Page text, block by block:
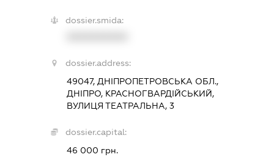
dossier.smida:
dossier.address:
49047, ДНІПРОПЕТРОВСЬКА ОБЛ.,
ДНІПРО, КРАСНОГВАРДІЙСЬКИЙ,
ВУЛИЦЯ ТЕАТРАЛЬНА, 3
dossier.capital:
46 000 грн.